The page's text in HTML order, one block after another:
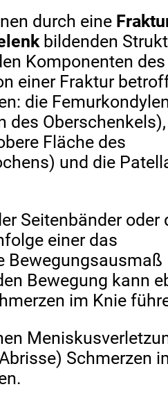
durch eine
bildenden
Komponenten des
einer Fraktur
die
des
Fläche des
und die
Seitenbänder oder
einer das
Bewegungsausmaß
Bewegung kann
im Knie
Schmerzen